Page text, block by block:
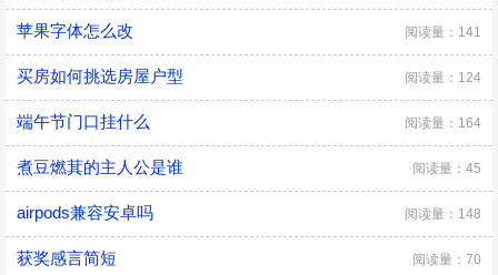
苹果字体怎么改 阅读量：141
买房如何挑选房屋户型 阅读量：124
端午节门口挂什么 阅读量：164
煮豆燃萁的主人公是谁 阅读量：45
airpods兼容安卓吗 阅读量：148
获奖感言简短 阅读量：70